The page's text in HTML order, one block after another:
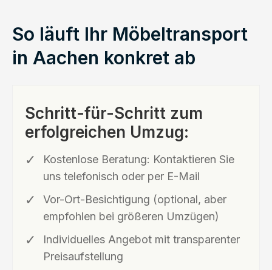
So läuft Ihr Möbeltransport
in Aachen konkret ab
Schritt-für-Schritt zum
erfolgreichen Umzug:
Kostenlose Beratung: Kontaktieren Sie
uns telefonisch oder per E-Mail
Vor-Ort-Besichtigung (optional, aber
empfohlen bei größeren Umzügen)
Individuelles Angebot mit transparenter
Preisaufstellung